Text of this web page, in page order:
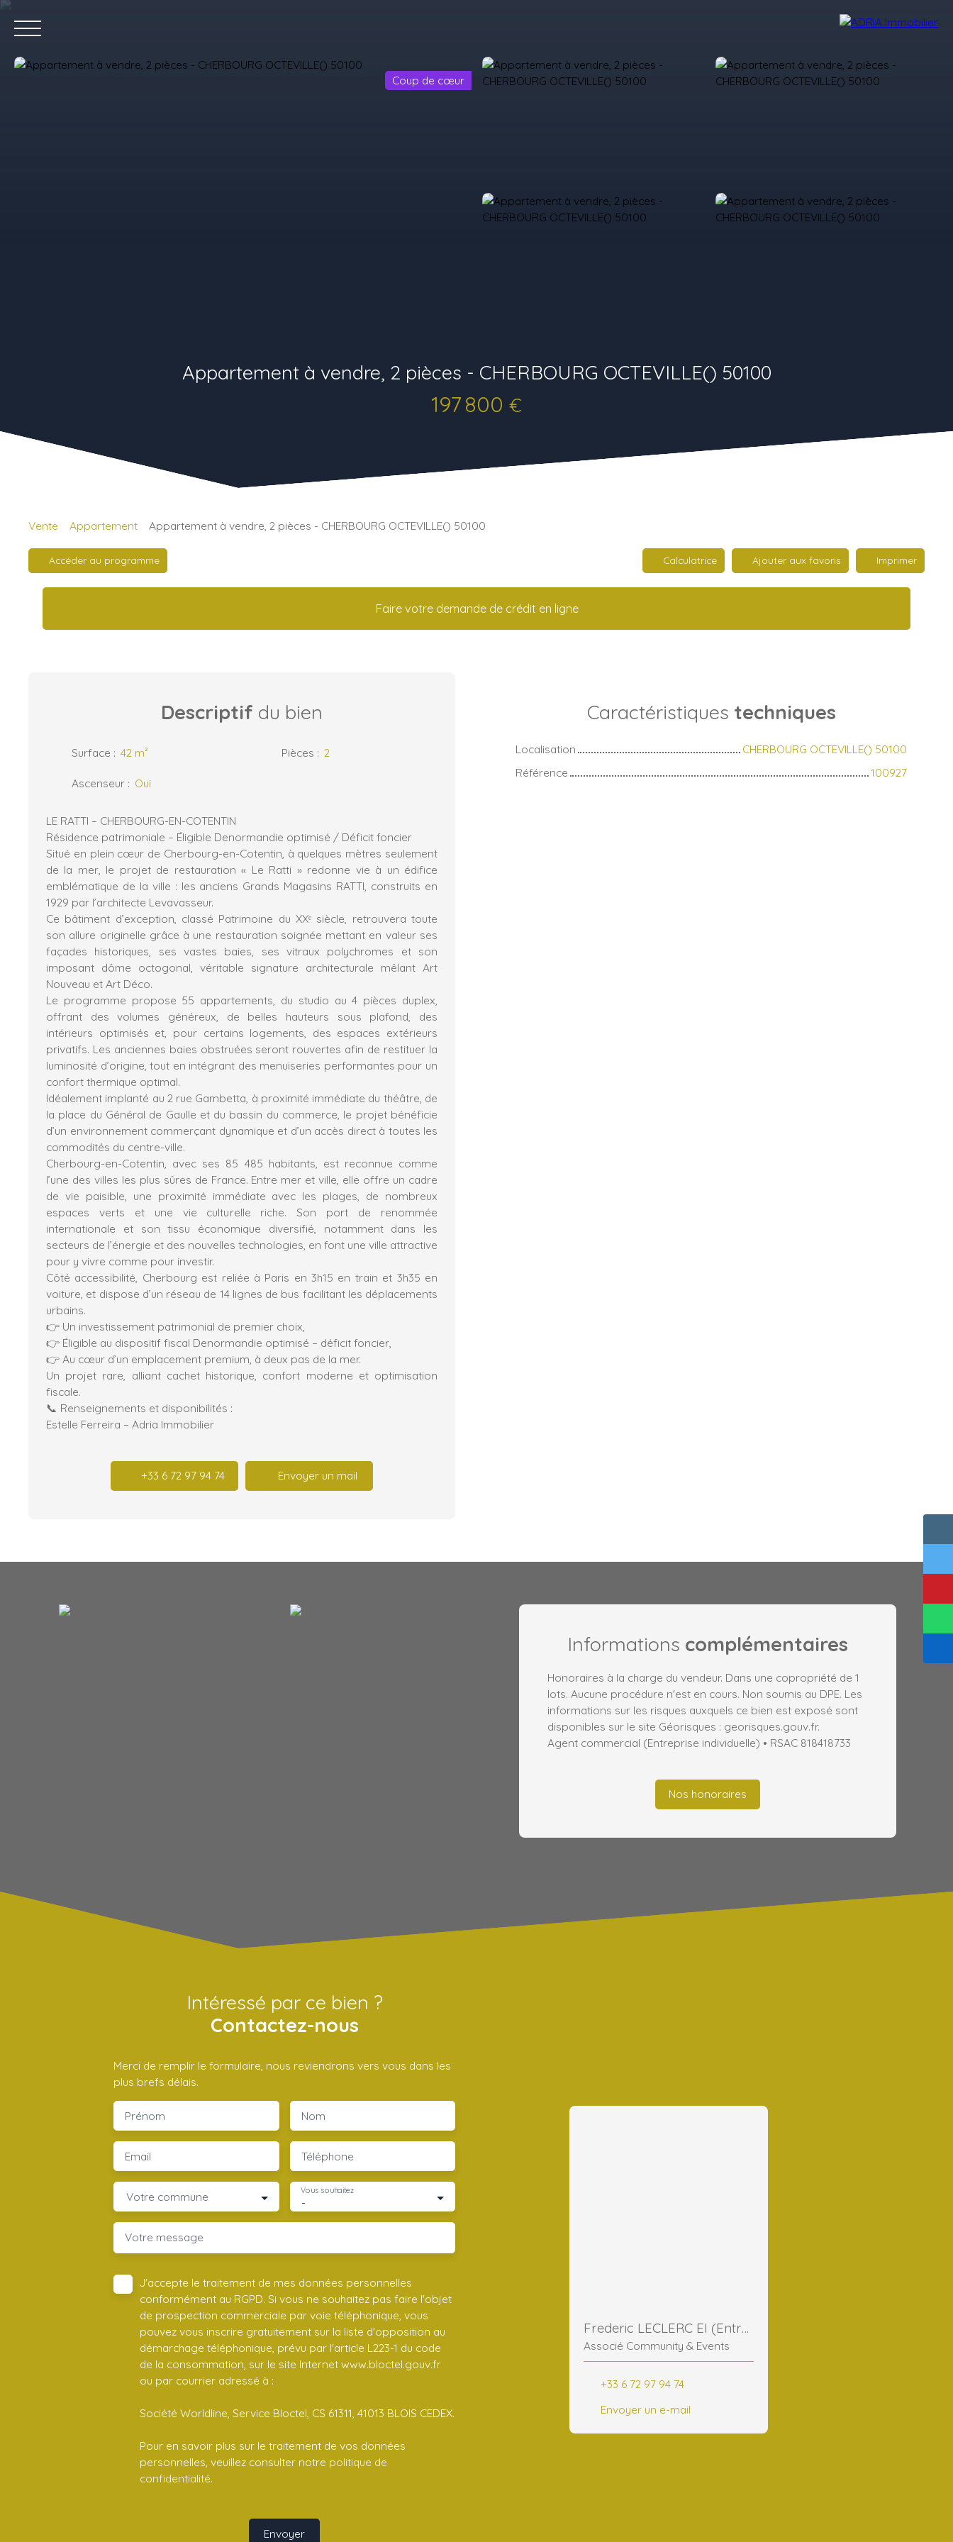
Coup de cœur
Appartement à vendre, 2 pièces - CHERBOURG OCTEVILLE() 50100
197 800 €
Vente Appartement Appartement à vendre, 2 pièces - CHERBOURG OCTEVILLE() 50100
Accéder au programme Calculatrice Ajouter aux favoris Imprimer
Faire votre demande de crédit en ligne
Descriptif du bien
Surface : 42 m² Pièces : 2
Ascenseur : Oui
LE RATTI – CHERBOURG-EN-COTENTIN
Résidence patrimoniale – Éligible Denormandie optimisé / Déficit foncier
Situé en plein cœur de Cherbourg-en-Cotentin, à quelques mètres seulement
de la mer, le projet de restauration « Le Ratti » redonne vie à un édifice
emblématique de la ville : les anciens Grands Magasins RATTI, construits en
1929 par l’architecte Levavasseur.
Ce bâtiment d’exception, classé Patrimoine du XXᵉ siècle, retrouvera toute
son allure originelle grâce à une restauration soignée mettant en valeur ses
façades historiques, ses vastes baies, ses vitraux polychromes et son
imposant dôme octogonal, véritable signature architecturale mêlant Art
Nouveau et Art Déco.
Le programme propose 55 appartements, du studio au 4 pièces duplex,
offrant des volumes généreux, de belles hauteurs sous plafond, des
intérieurs optimisés et, pour certains logements, des espaces extérieurs
privatifs. Les anciennes baies obstruées seront rouvertes afin de restituer la
luminosité d’origine, tout en intégrant des menuiseries performantes pour un
confort thermique optimal.
Idéalement implanté au 2 rue Gambetta, à proximité immédiate du théâtre, de
la place du Général de Gaulle et du bassin du commerce, le projet bénéficie
d’un environnement commerçant dynamique et d’un accès direct à toutes les
commodités du centre-ville.
Cherbourg-en-Cotentin, avec ses 85 485 habitants, est reconnue comme
l’une des villes les plus sûres de France. Entre mer et ville, elle offre un cadre
de vie paisible, une proximité immédiate avec les plages, de nombreux
espaces verts et une vie culturelle riche. Son port de renommée
internationale et son tissu économique diversifié, notamment dans les
secteurs de l’énergie et des nouvelles technologies, en font une ville attractive
pour y vivre comme pour investir.
Côté accessibilité, Cherbourg est reliée à Paris en 3h15 en train et 3h35 en
voiture, et dispose d’un réseau de 14 lignes de bus facilitant les déplacements
urbains.
👉 Un investissement patrimonial de premier choix,
👉 Éligible au dispositif fiscal Denormandie optimisé – déficit foncier,
👉 Au cœur d’un emplacement premium, à deux pas de la mer.
Un projet rare, alliant cachet historique, confort moderne et optimisation
fiscale.
📞 Renseignements et disponibilités :
Estelle Ferreira – Adria Immobilier
+33 6 72 97 94 74 Envoyer un mail
Caractéristiques techniques
Localisation
CHERBOURG OCTEVILLE() 50100
Référence
100927
Informations complémentaires
Honoraires à la charge du vendeur. Dans une copropriété de 1
lots. Aucune procédure n'est en cours. Non soumis au DPE. Les
informations sur les risques auxquels ce bien est exposé sont
disponibles sur le site Géorisques : georisques.gouv.fr.
Agent commercial (Entreprise individuelle) • RSAC 818418733
Nos honoraires
Intéressé par ce bien ?
Contactez-nous
Merci de remplir le formulaire, nous reviendrons vers vous dans les
plus brefs délais.
Prénom Nom
Email Téléphone
Votre commune -
Vous souhaitez
Votre message
J'accepte le traitement de mes données personnelles
conformément au RGPD. Si vous ne souhaitez pas faire l'objet
de prospection commerciale par voie téléphonique, vous
pouvez vous inscrire gratuitement sur la liste d'opposition au
démarchage téléphonique, prévu par l'article L223-1 du code
de la consommation, sur le site Internet www.bloctel.gouv.fr
ou par courrier adressé à :
Société Worldline, Service Bloctel, CS 61311, 41013 BLOIS CEDEX.
Pour en savoir plus sur le traitement de vos données
personnelles, veuillez consulter notre politique de
confidentialité.
Envoyer
Frederic LECLERC EI (Entreprise Individuelle)
Associé Community & Events
+33 6 72 97 94 74
Envoyer un e-mail